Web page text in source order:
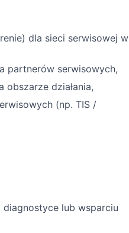
dla sieci serwisowej w
partnerów serwisowych,
działania,
(np. TIS /
lub wsparciu